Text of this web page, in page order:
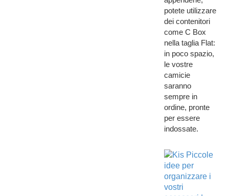
potete utilizzare
dei contenitori
come C Box
nella taglia Flat:
in poco spazio,
le vostre
camicie
saranno
sempre in
ordine, pronte
per essere
indossate.